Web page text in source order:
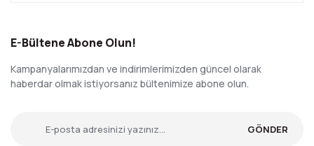
E-Bültene Abone Olun!
Kampanyalarımızdan ve indirimlerimizden güncel olarak
haberdar olmak istiyorsanız bültenimize abone olun.
GÖNDER